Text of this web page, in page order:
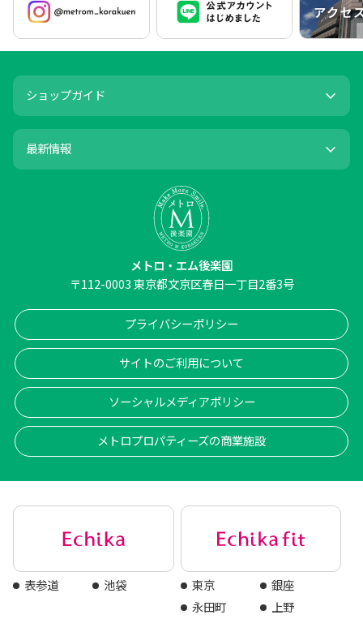
ショップガイド
最新情報
メトロ・エム後楽園
〒112-0003東京都文京区春日一丁目2番3号
プライバシーポリシー
サイトのご利用について
ソーシャルメディアポリシー
メトロプロパティーズの商業施設
表参道 池袋 東京
銀座
永田町
上野